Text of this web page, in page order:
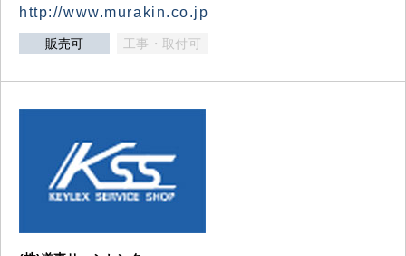
http://www.murakin.co.jp
販売可 工事・取付可